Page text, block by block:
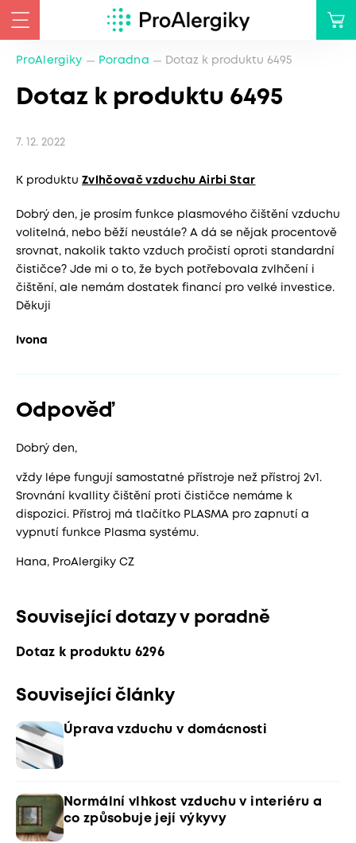
ProAlergiky Poradna Dotaz k produktu 6495
Dotaz k produktu 6495
7. 12. 2022
K produktu Zvlhčovač vzduchu Airbi Star
Dobrý den, je prosím funkce plasmového čištění vzduchu
volitelná, nebo běží neustále? A dá se nějak procentově
srovnat, nakolik takto vzduch pročistí oproti standardní
čističce? Jde mi o to, že bych potřebovala zvlhčení i
čištění, ale nemám dostatek financí pro velké investice.
Děkuji
Ivona
Odpověď
Dobrý den,
vždy lépe fungují samostatné přístroje než přístroj 2v1.
Srovnání kvallity čištění proti čističce nemáme k
dispozici. Přístroj má tlačítko PLASMA pro zapnutí a
vypnutí funkce Plasma systému.
Hana, ProAlergiky CZ
Související dotazy v poradně
Dotaz k produktu 6296
Související články
Úprava vzduchu v domácnosti
Normální vlhkost vzduchu v interiéru a
co způsobuje její výkyvy